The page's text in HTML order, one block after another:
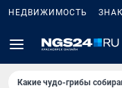
НЕДВИЖИМОСТЬ
Какие чудо-грибы